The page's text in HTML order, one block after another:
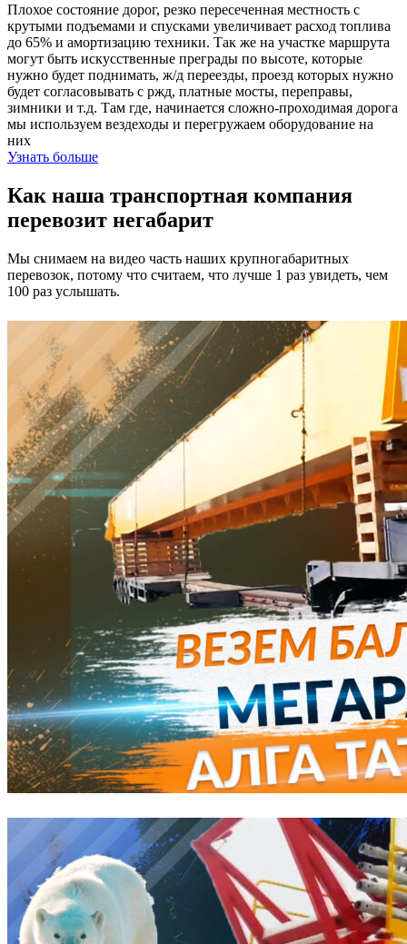
Плохое состояние дорог, резко пересеченная местность с
крутыми подъемами и спусками увеличивает расход топлива
до 65% и амортизацию техники. Так же на участке маршрута
могут быть искусственные преграды по высоте, которые
нужно будет поднимать, ж/д переезды, проезд которых нужно
будет согласовывать с ржд, платные мосты, переправы,
зимники и т.д. Там где, начинается сложно-проходимая дорога
мы используем вездеходы и перегружаем оборудование на
них
Узнать больше
Как наша транспортная компания
перевозит негабарит
Мы снимаем на видео часть наших крупногабаритных
перевозок, потому что считаем, что лучше 1 раз увидеть, чем
100 раз услышать.